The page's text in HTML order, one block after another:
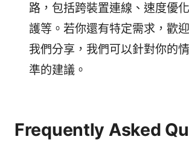
路，包括跨裝置連線、速度優
護等。若你還有特定需求，歡
我們分享，我們可以針對你的
準的建議。
Frequently Asked